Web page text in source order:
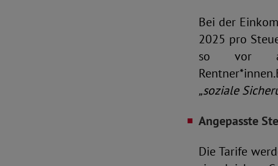
Bei der
2025 pro
so vor
„soziale
Angepasste
Die Tarife